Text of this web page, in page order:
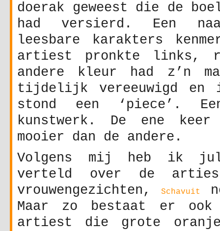
doerak geweest die de
had versierd. Een
leesbare karakters
artiest pronkte links,
andere kleur had z’n
tijdelijk vereeuwigd en
stond een ‘piece’.
kunstwerk. De ene
mooier dan de andere.
Volgens mij heb ik
verteld over de
vrouwengezichten,
Schavuit
Maar zo bestaat er
artiest die grote